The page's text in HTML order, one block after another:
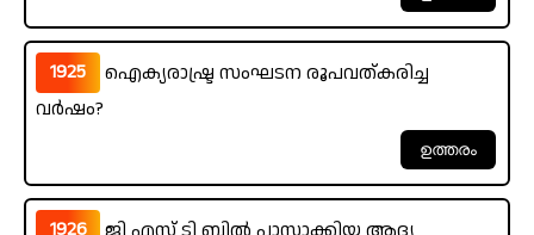
1925
ഐക്യരാഷ്ട്ര സംഘടന രൂപവത്കരിച്ച
വർഷം?